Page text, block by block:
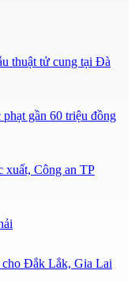
thuật tử cung tại Đà
gần 60 triệu đồng
xuất, Công an TP
cho Đắk Lắk, Gia Lai